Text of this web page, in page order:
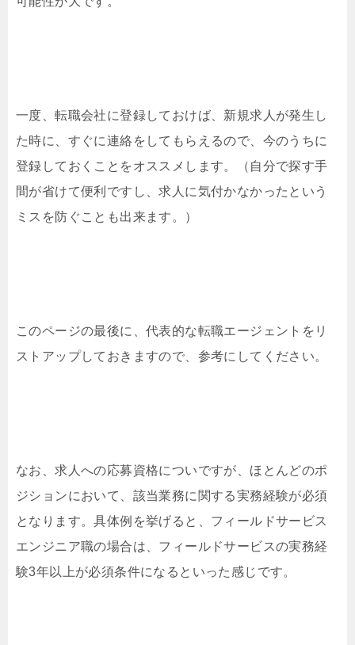
一度、転職会社に登録しておけば、新規求人が発生し
た時に、すぐに連絡をしてもらえるので、今のうちに
登録しておくことをオススメします。（自分で探す手
間が省けて便利ですし、求人に気付かなかったという
ミスを防ぐことも出来ます。）
このページの最後に、代表的な転職エージェントをリ
ストアップしておきますので、参考にしてください。
なお、求人への応募資格についですが、ほとんどのポ
ジションにおいて、該当業務に関する実務経験が必須
となります。具体例を挙げると、フィールドサービス
エンジニア職の場合は、フィールドサービスの実務経
験3年以上が必須条件になるといった感じです。